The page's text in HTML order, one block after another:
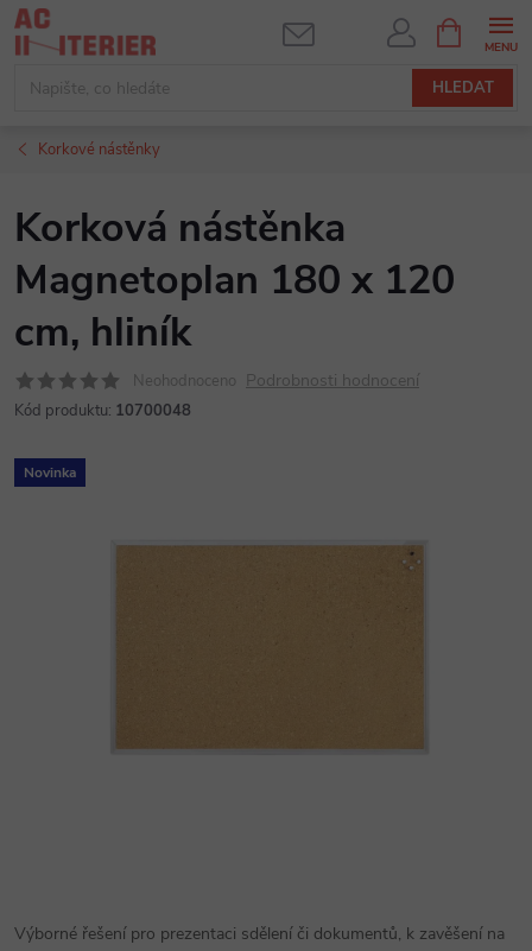
Přejít
na
HLEDAT
NÁKUPNÍ
KOŠÍK
Korkové nástěnky
Korková nástěnka
Magnetoplan 180 x 120
cm, hliník
Neohodnoceno Podrobnosti hodnocení
Kód produktu: 10700048
Novinka
Výborné řešení pro prezentaci sdělení či dokumentů, k zavěšení na